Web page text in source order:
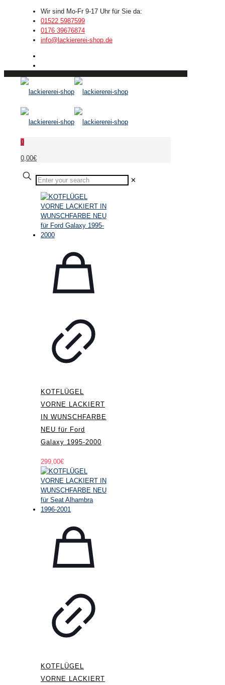
Wir sind Mo-Fr 9-17 Uhr für Sie da:
01522 5987599
0176 39676874
info@lackiererei-shop.de
0
0,00€
✕
KOTFLÜGEL
VORNE LACKIERT
IN WUNSCHFARBE
NEU für Ford
Galaxy 1995-2000
299,00€
KOTFLÜGEL
VORNE LACKIERT